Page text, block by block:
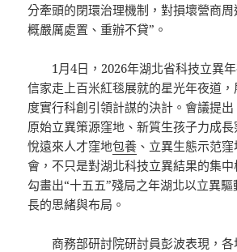
分牽頭的閉環治理機制，對損壞營商
概嚴厲處置、重辦不貸”。
1月4日，2026年湖北省科技立異
信家走上百米紅毯展就的星光年夜道
度實行科創引領計謀的決計。會議提
原始立異策源窪地、新質生孩子力成
悅遠來人才窪地包養 、立異生態示范
會，不只是對湖北科技立異結果的集
勾畫出“十五五”殘局之年湖北以立異
長的思緒與布局。
商務部研討院研討員彭波表現，